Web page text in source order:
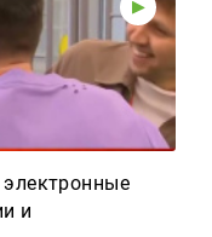
и